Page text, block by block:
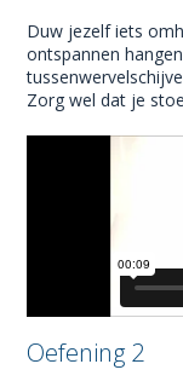
Duw jezelf iets
ontspannen
Zorg wel dat je
Oefening 2